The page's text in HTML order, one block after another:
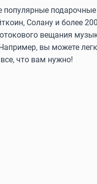
Солану и более
вещания
вы можете
что вам нужно!